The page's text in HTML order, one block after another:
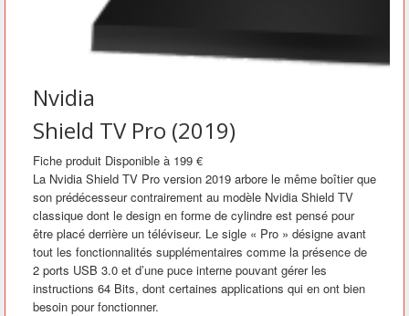
Nvidia
Shield TV Pro (2019)
Fiche produit Disponible à 199 €
La Nvidia Shield TV Pro version 2019 arbore le même boîtier que
son prédécesseur contrairement au modèle Nvidia Shield TV
classique dont le design en forme de cylindre est pensé pour
être placé derrière un téléviseur. Le sigle « Pro » désigne avant
tout les fonctionnalités supplémentaires comme la présence de
2 ports USB 3.0 et d’une puce interne pouvant gérer les
instructions 64 Bits, dont certaines applications qui en ont bien
besoin pour fonctionner.